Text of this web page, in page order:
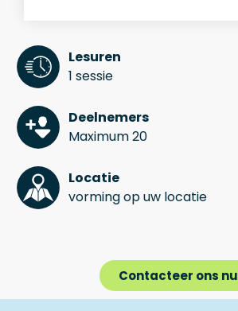
Lesuren
1 sessie
Deelnemers
Maximum 20
Locatie
vorming op uw locatie
Contacteer ons nu